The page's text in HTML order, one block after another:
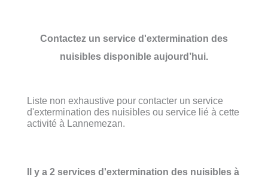
Contactez un service d'extermination des
nuisibles disponible aujourd’hui.
Liste non exhaustive pour contacter un service
d'extermination des nuisibles ou service lié à cette
activité à Lannemezan.
Il y a 2 services d'extermination des nuisibles à